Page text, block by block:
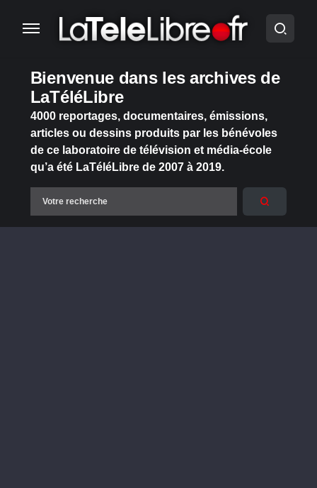
Bienvenue dans les archives de
LaTéléLibre
4000 reportages, documentaires, émissions,
articles ou dessins produits par les bénévoles
de ce laboratoire de télévision et média-école
qu’a été LaTéléLibre de 2007 à 2019.